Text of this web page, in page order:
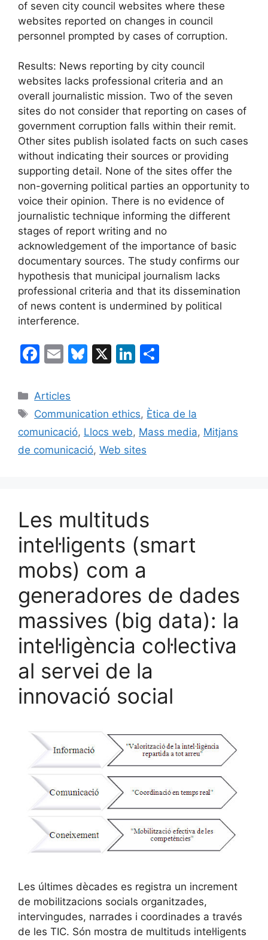
of seven city council websites where these
websites reported on changes in council
personnel prompted by cases of corruption.
Results: News reporting by city council
websites lacks professional criteria and an
overall journalistic mission. Two of the seven
sites do not consider that reporting on cases of
government corruption falls within their remit.
Other sites publish isolated facts on such cases
without indicating their sources or providing
supporting detail. None of the sites offer the
non-governing political parties an opportunity to
voice their opinion. There is no evidence of
journalistic technique informing the different
stages of report writing and no
acknowledgement of the importance of basic
documentary sources. The study confirms our
hypothesis that municipal journalism lacks
professional criteria and that its dissemination
of news content is undermined by political
interference.
F
c
e
b
o
E
ai
l
Bl
s
k
y
X
Li
e
dI
n
p
ar
Categories
Articles
Etiquetes
Communication ethics, Ètica de la
comunicació, Llocs web, Mass media, Mitjans
de comunicació, Web sites
Les multituds
intel·ligents (smart
mobs) com a
generadores de dades
massives (big data): la
intel·ligència col·lectiva
al servei de la
innovació social
Les últimes dècades es registra un increment
de mobilitzacions socials organitzades,
intervingudes, narrades i coordinades a través
de les TIC. Són mostra de multituds intel·ligents